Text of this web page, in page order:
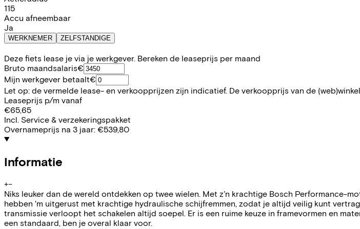
115
Accu afneembaar
Ja
WERKNEMER ZELFSTANDIGE
Deze fiets lease je via je werkgever. Bereken de leaseprijs per maand
Bruto maandsalaris€
Mijn werkgever betaalt€
Let op: de vermelde lease- en verkoopprijzen zijn indicatief. De verkoopprijs van de
Leaseprijs p/m vanaf
€65,65
Incl. Service & verzekeringspakket
Overnameprijs na 3 jaar: €539,80
Informatie
+−
Niks leuker dan de wereld ontdekken op twee wielen. Met z'n krachtige Bosch Performance-
hebben 'm uitgerust met krachtige hydraulische schijfremmen, zodat je altijd veilig kunt
transmissie verloopt het schakelen altijd soepel. Er is een ruime keuze in framevormen en
een standaard, ben je overal klaar voor.